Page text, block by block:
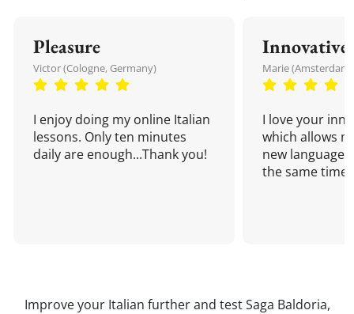
Pleasure
Victor (Cologne, Germany)
I enjoy doing my online Italian
lessons. Only ten minutes
daily are enough...Thank you!
Innovative
Marie
I love your
which allows
new language
the same time!
Improve your Italian further and test Saga Baldoria,